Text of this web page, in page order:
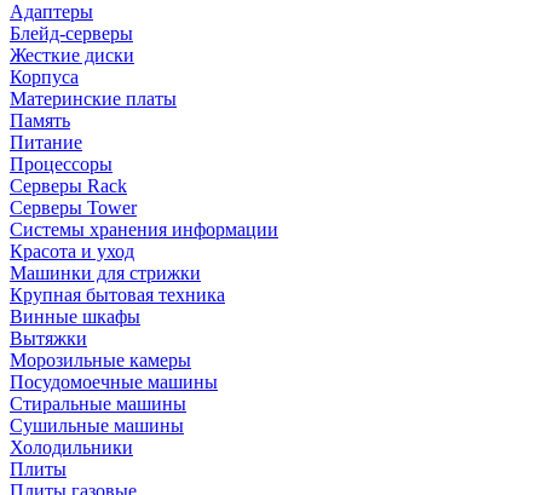
Адаптеры
Блейд-серверы
Жесткие диски
Корпуса
Материнские платы
Память
Питание
Процессоры
Серверы Rack
Серверы Tower
Системы хранения информации
Красота и уход
Машинки для стрижки
Крупная бытовая техника
Винные шкафы
Вытяжки
Морозильные камеры
Посудомоечные машины
Стиральные машины
Сушильные машины
Холодильники
Плиты
Плиты газовые